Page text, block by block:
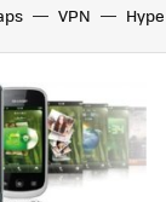
VPN